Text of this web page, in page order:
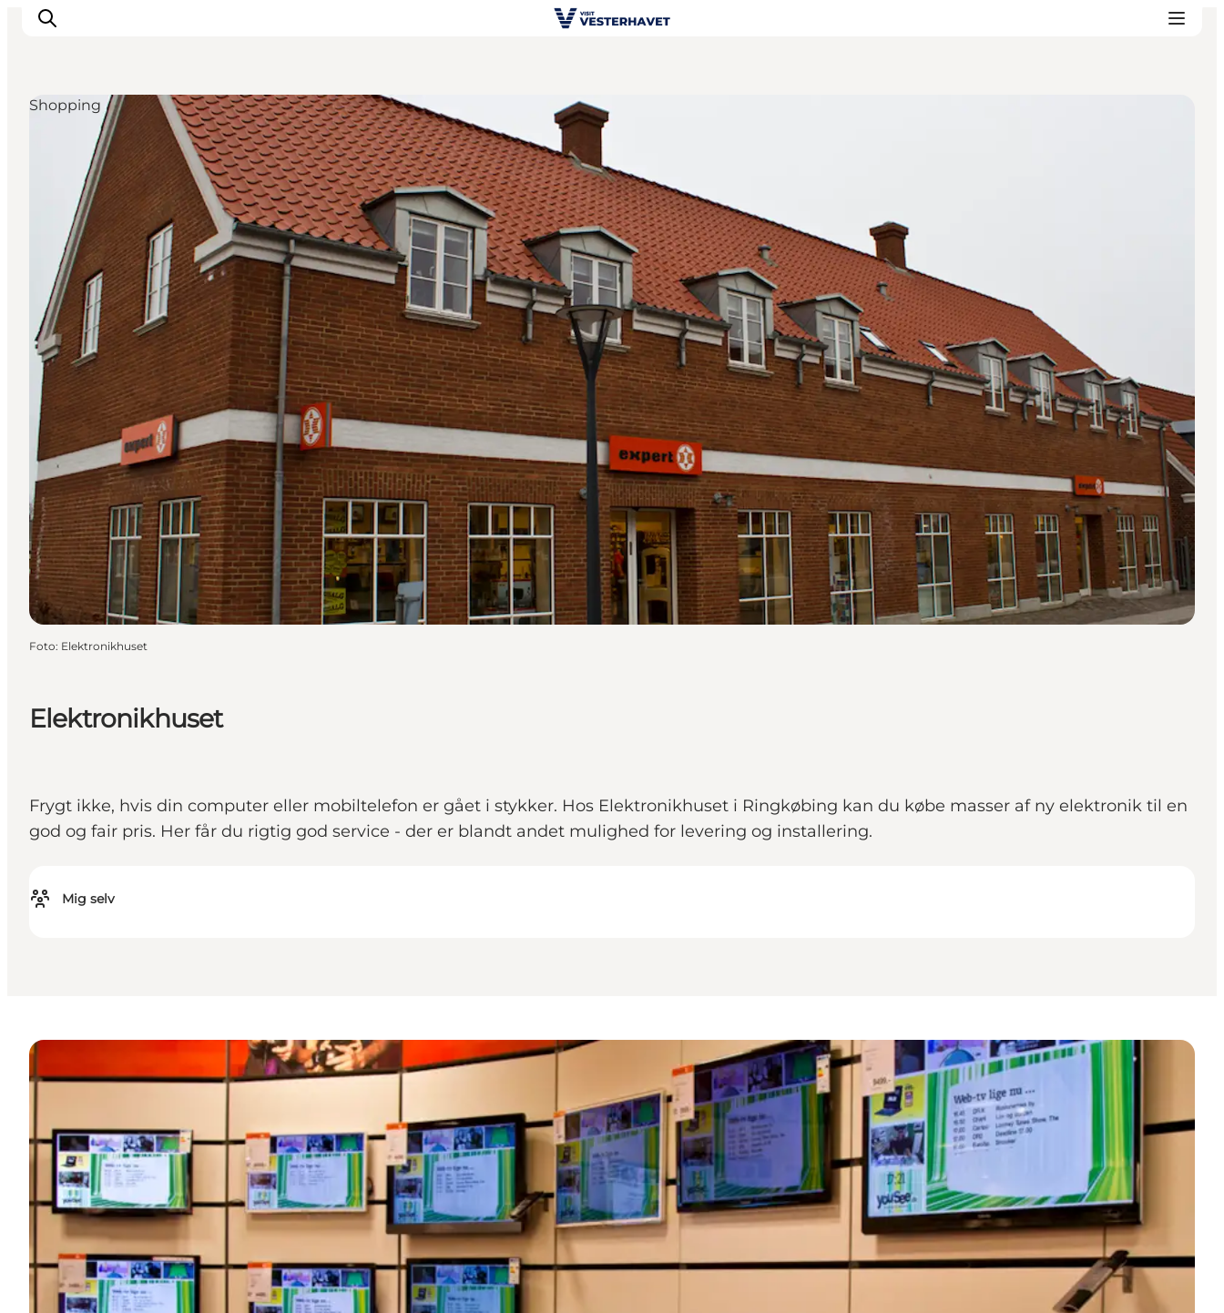
Det sker
Oplevelser
Vores Byer
Mad & Overnatning
Køb billet
Planlæg din ferie
Elektronikhuset
Frygt ikke, hvis din computer eller mobiltelefon er gået i stykker. Hos Elektronikhuset i Ringkøbing kan du købe masser af ny elektronik til en
god og fair pris. Her får du rigtig god service - der er blandt andet mulighed for levering og installering.
Mig selv
Shopping
Foto: Elektronikhuset